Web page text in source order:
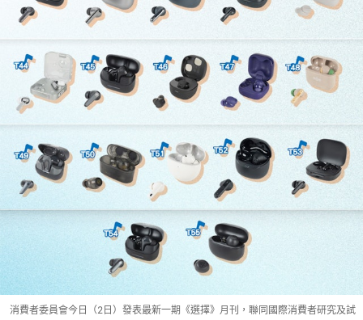
消費者委員會今日（2日）發表最新一期《選擇》月刊，聯同國際消費者研究及試